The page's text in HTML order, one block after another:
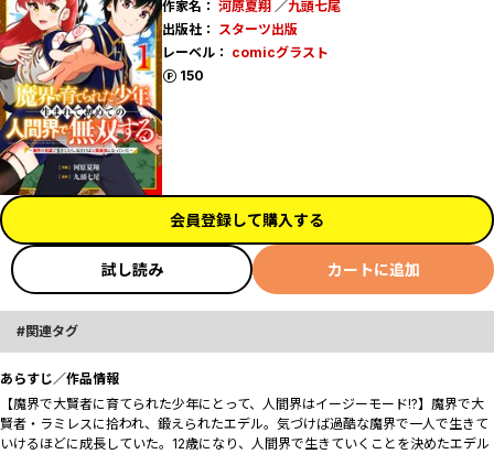
作家名： 河原夏翔 ／九頭七尾
出版社： スターツ出版
レーベル： comicグラスト
150
ポイント
会員登録して購入する
試し読み カートに追加
関連タグ
あらすじ／作品情報
【魔界で大賢者に育てられた少年にとって、人間界はイージーモード!?】魔界で大
賢者・ラミレスに拾われ、鍛えられたエデル。気づけば過酷な魔界で一人で生きて
いけるほどに成長していた。12歳になり、人間界で生きていくことを決めたエデル